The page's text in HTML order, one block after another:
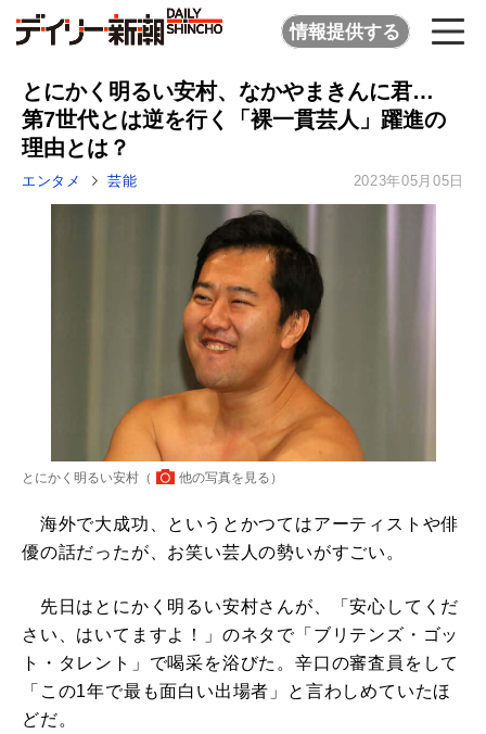
情報提供する
とにかく明るい安村、なかやまきんに君…
第7世代とは逆を行く「裸一貫芸人」躍進の
理由とは？
エンタメ 芸能 2023年05月05日
とにかく明るい安村（ 他の写真を見る ）
海外で大成功、というとかつてはアーティストや俳
優の話だったが、お笑い芸人の勢いがすごい。
先日はとにかく明るい安村さんが、「安心してくだ
さい、はいてますよ！」のネタで「ブリテンズ・ゴッ
ト・タレント」で喝采を浴びた。辛口の審査員をして
「この1年で最も面白い出場者」と言わしめていたほ
どだ。